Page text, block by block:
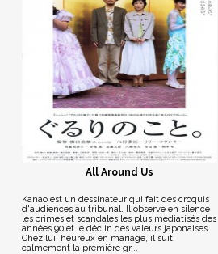
All Around Us
Kanao est un dessinateur qui fait des croquis
d'audiences au tribunal. Il observe en silence
les crimes et scandales les plus médiatisés des
années 90 et le déclin des valeurs japonaises.
Chez lui, heureux en mariage, il suit
calmement la première gr...